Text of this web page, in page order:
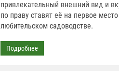
привлекательный внешний вид и
по праву ставят её на первое
любительском садоводстве.
Подробнее